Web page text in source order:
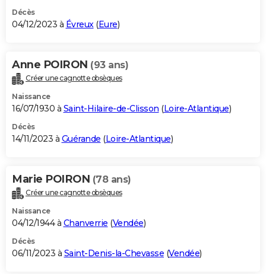
Décès
04/12/2023 à Évreux(Eure)
Anne POIRON (93 ans)
Créer une cagnotte obsèques
Naissance
16/07/1930 à Saint-Hilaire-de-Clisson (Loire-Atlantique)
Décès
14/11/2023 à Guérande (Loire-Atlantique)
Marie POIRON (78 ans)
Créer une cagnotte obsèques
Naissance
04/12/1944 à Chanverrie (Vendée)
Décès
06/11/2023 à Saint-Denis-la-Chevasse (Vendée)